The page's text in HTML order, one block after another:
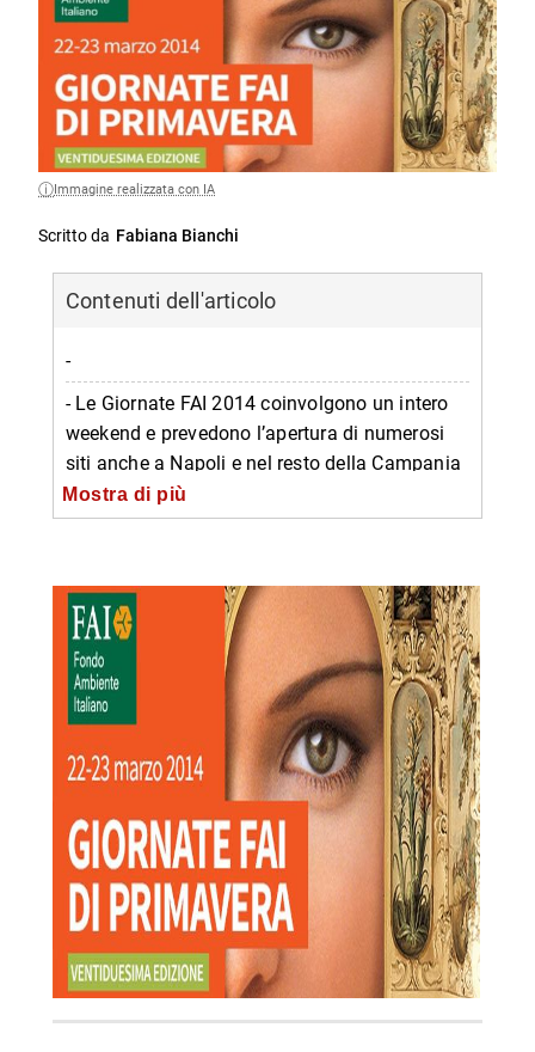
Immagine realizzata con IA
Scritto da Fabiana Bianchi
Contenuti dell'articolo
-
- Le Giornate FAI 2014 coinvolgono un intero
weekend e prevedono l’apertura di numerosi
siti anche a Napoli e nel resto della Campania
-- Appartamento storico di Palazzo Ischitella
-- Chiesa dei ss. Apostoli
-- Complesso monumentale di Carminiello ai
Mannesi
-- Complesso di Santa Caterina da Siena e
Archivio della Solitaria
-- Palazzo Marigliano
-- Stazione zoologica Anton Dohrn
-- Villa Lucia (Ingresso esclusivo per gli iscritti
al FAI)
-- Villa Rosebery (Ingresso riservato ai soli
Iscritti FAI, possibilità di iscriversi in loco)
Mostra di più